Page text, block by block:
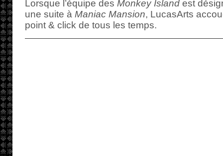
Lorsque l’équipe des Monkey Island est
une suite à Maniac Mansion, LucasArts
point & click de tous les temps.